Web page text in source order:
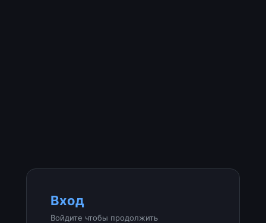
Вход
Войдите чтобы продолжить